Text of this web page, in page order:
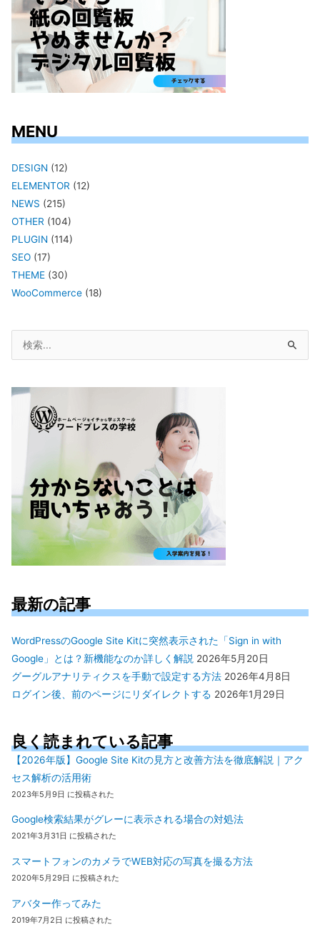
MENU
DESIGN (12)
ELEMENTOR (12)
NEWS (215)
OTHER (104)
PLUGIN (114)
SEO (17)
THEME (30)
WooCommerce (18)
象:
最新の記事
WordPressのGoogle Site Kitに突然表示された「Sign in with
Google」とは？新機能なのか詳しく解説 2026年5月20日
グーグルアナリティクスを手動で設定する方法 2026年4月8日
ログイン後、前のページにリダイレクトする 2026年1月29日
良く読まれている記事
【2026年版】Google Site Kitの見方と改善方法を徹底解説｜アク
セス解析の活用術
2023年5月9日 に投稿された
Google検索結果がグレーに表示される場合の対処法
2021年3月31日 に投稿された
スマートフォンのカメラでWEB対応の写真を撮る方法
2020年5月29日 に投稿された
アバター作ってみた
2019年7月2日 に投稿された